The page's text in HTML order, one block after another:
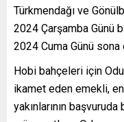
Türkmendağı ve
2024 Çarşamba Günü
2024 Cuma Günü
Hobi bahçeleri için
ikamet eden emekli,
yakınlarının